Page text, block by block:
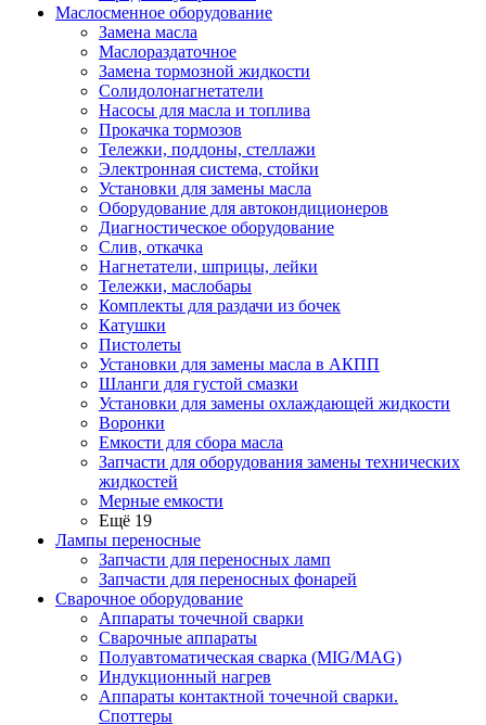
Маслосменное оборудование
Замена масла
Маслораздаточное
Замена тормозной жидкости
Солидолонагнетатели
Насосы для масла и топлива
Прокачка тормозов
Тележки, поддоны, стеллажи
Электронная система, стойки
Установки для замены масла
Оборудование для автокондиционеров
Диагностическое оборудование
Слив, откачка
Нагнетатели, шприцы, лейки
Тележки, маслобары
Комплекты для раздачи из бочек
Катушки
Пистолеты
Установки для замены масла в АКПП
Шланги для густой смазки
Установки для замены охлаждающей жидкости
Воронки
Емкости для сбора масла
Запчасти для оборудования замены технических
жидкостей
Мерные емкости
Ещё 19
Лампы переносные
Запчасти для переносных ламп
Запчасти для переносных фонарей
Сварочное оборудование
Аппараты точечной сварки
Сварочные аппараты
Полуавтоматическая сварка (MIG/MAG)
Индукционный нагрев
Аппараты контактной точечной сварки.
Споттеры